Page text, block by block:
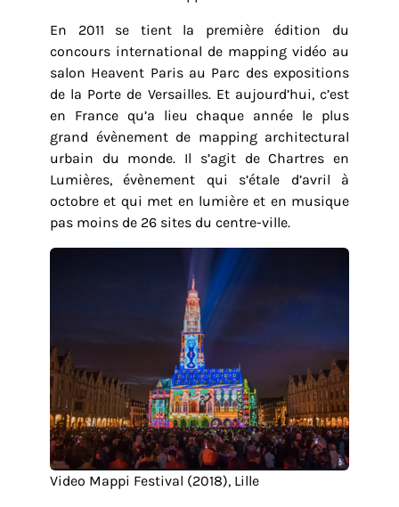
En 2011 se tient la première édition du
concours international de mapping vidéo au
salon Heavent Paris au Parc des expositions
de la Porte de Versailles. Et aujourd’hui, c’est
en France qu’a lieu chaque année le plus
grand évènement de mapping architectural
urbain du monde. Il s’agit de Chartres en
Lumières, évènement qui s’étale d’avril à
octobre et qui met en lumière et en musique
pas moins de 26 sites du centre-ville.
Video Mappi Festival (2018), Lille